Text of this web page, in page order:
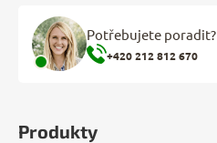
Potřebujete poradit?
+420 212 812 670
Produkty